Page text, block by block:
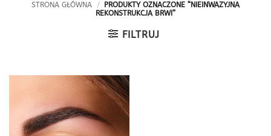
STRONA GŁÓWNA /
PRODUKTY OZNACZONE “NIEINWAZYJNA
REKONSTRUKCJA BRWI”
FILTRUJ